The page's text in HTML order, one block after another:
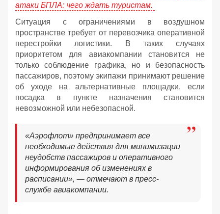
атаки БПЛА: чего ждать туристам.
Ситуация с ограничениями в воздушном
пространстве требует от перевозчика оперативной
перестройки логистики. В таких случаях
приоритетом для авиакомпании становится не
только соблюдение графика, но и безопасность
пассажиров, поэтому экипажи принимают решение
об уходе на альтернативные площадки, если
посадка в пункте назначения становится
невозможной или небезопасной.
«Аэрофлот» предпринимает все
необходимые действия для минимизации
неудобств пассажиров и оперативного
информирования об изменениях в
расписании», — отмечают в пресс-
службе авиакомпании.